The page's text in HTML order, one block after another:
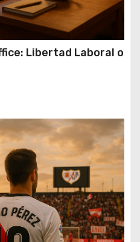
Libertad Laboral o